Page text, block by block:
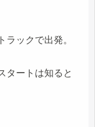
ラックで出発。
タートは知ると